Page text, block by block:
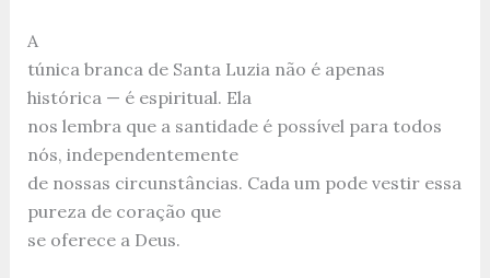
A
túnica branca de Santa Luzia não é apenas
histórica — é espiritual. Ela
nos lembra que a santidade é possível para todos
nós, independentemente
de nossas circunstâncias. Cada um pode vestir essa
pureza de coração que
se oferece a Deus.